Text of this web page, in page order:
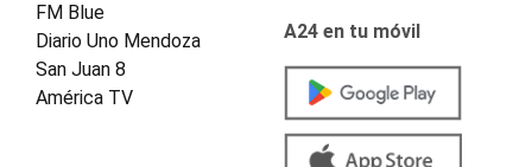
FM Blue
Diario Uno Mendoza
San Juan 8
América TV
A24 en tu móvil